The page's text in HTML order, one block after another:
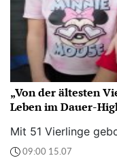
„Von der ältesten
Leben im Dauer-
Mit 51 Vierlinge
09:00 15.07